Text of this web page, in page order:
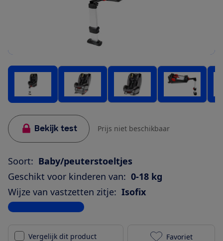
Bekijk test Prijs niet beschikbaar
Soort: Baby/peuterstoeltjes
Geschikt voor kinderen van: 0-18 kg
Wijze van vastzetten zitje: Isofix
Bekijk alle specificaties
Vergelijk dit product Favoriet